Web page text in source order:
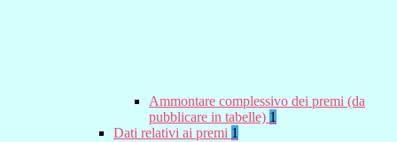
Ammontare complessivo dei premi (da
pubblicare in tabelle) 1
Dati relativi ai premi 1